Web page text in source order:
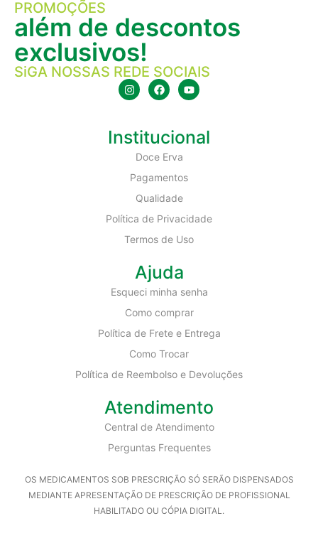
PROMOÇÕES
além de descontos
exclusivos!
SiGA NOSSAS REDE SOCIAIS
Institucional
Doce Erva
Pagamentos
Qualidade
Política de Privacidade
Termos de Uso
Ajuda
Esqueci minha senha
Como comprar
Política de Frete e Entrega
Como Trocar
Política de Reembolso e Devoluções
Atendimento
Central de Atendimento
Perguntas Frequentes
OS MEDICAMENTOS SOB PRESCRIÇÃO SÓ SERÃO DISPENSADOS
MEDIANTE APRESENTAÇÃO DE PRESCRIÇÃO DE PROFISSIONAL
HABILITADO OU CÓPIA DIGITAL.